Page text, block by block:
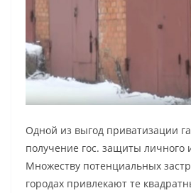
Одной из выгод приватизации
получение гос. защиты личного
Множеству потенциальных
городах привлекают те